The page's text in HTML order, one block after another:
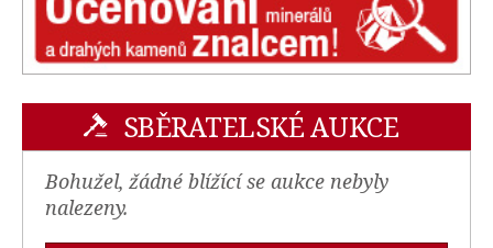
SBĚRATELSKÉ AUKCE
Bohužel, žádné blížící se aukce nebyly
nalezeny.